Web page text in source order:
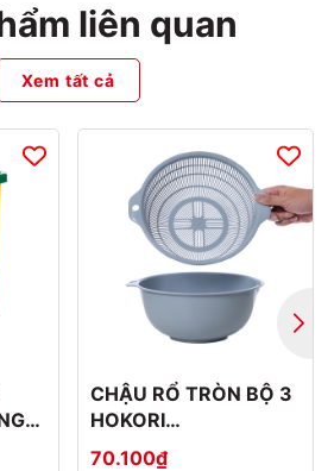
liên quan
Xem tất cả
CHẬU RỔ TRÒN BỘ 3
HOKORI
2375+2376+2377
70.100₫